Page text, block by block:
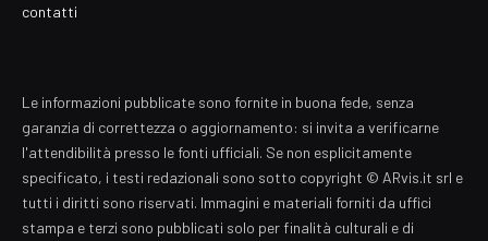
contatti
Le informazioni pubblicate sono fornite in buona fede, senza
garanzia di correttezza o aggiornamento: si invita a verificarne
l'attendibilità presso le fonti ufficiali. Se non esplicitamente
specificato, i testi redazionali sono sotto copyright © ARvis.it srl e
tutti i diritti sono riservati. Immagini e materiali forniti da uffici
stampa e terzi sono pubblicati solo per finalità culturali e di